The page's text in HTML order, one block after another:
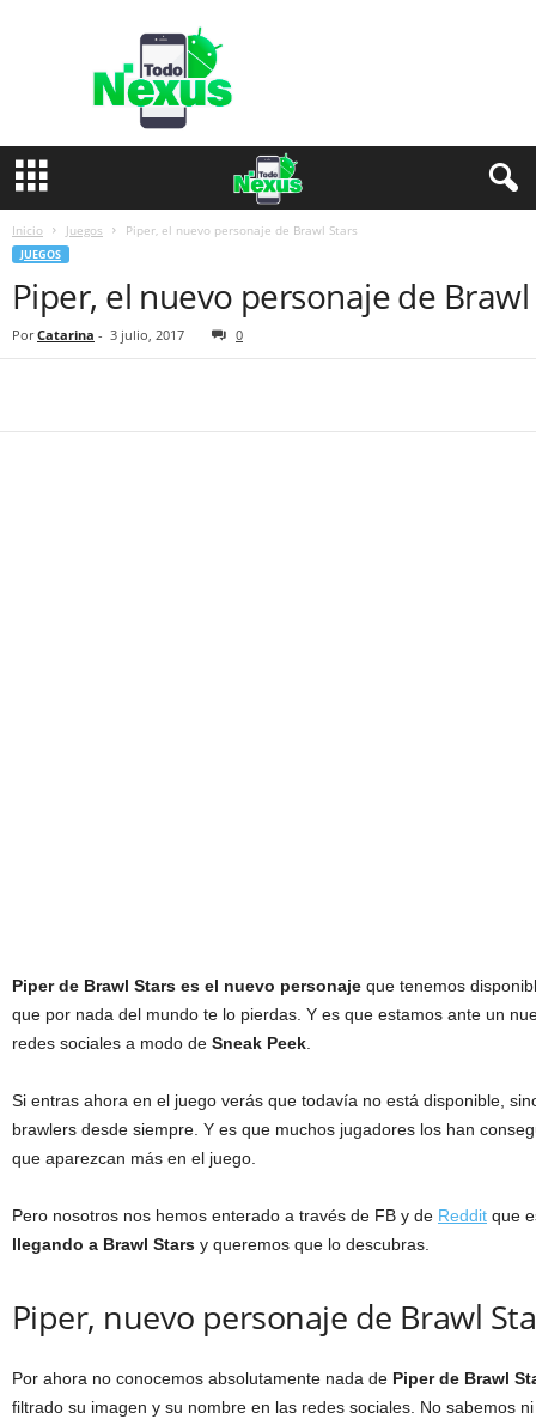
e
Inicio Juegos Piper, el nuevo personaje de Brawl Stars
JUEGOS
Piper, el nuevo personaje de Brawl
Por Catarina - 3 julio, 2017 0
Piper de Brawl Stars es el nuevo personaje que tenemos
que por nada del mundo te lo pierdas. Y es que estamos ante un
redes sociales a modo de Sneak Peek
Si entras ahora en el juego verás que todavía no está disponible,
brawlers desde siempre. Y es que muchos jugadores los han
que aparezcan más en el juego.
Pero nosotros nos hemos enterado a través de FB y de Reddit que
llegando a Brawl Stars y queremos que lo descubras.
Piper, nuevo personaje de Brawl
Por ahora no conocemos absolutamente nada de Piper de Brawl
filtrado su imagen y su nombre en las redes sociales. No sabemos